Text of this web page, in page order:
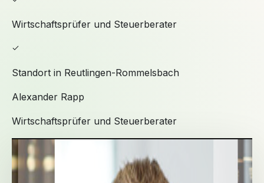
Wirtschaftsprüfer und Steuerberater
Standort in Reutlingen-Rommelsbach
Alexander Rapp
Wirtschaftsprüfer und Steuerberater